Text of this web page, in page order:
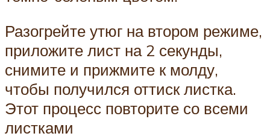
Разогрейте утюг на втором режиме,
приложите лист на 2 секунды,
снимите и прижмите к молду,
чтобы получился оттиск листка.
Этот процесс повторите со всеми
листками